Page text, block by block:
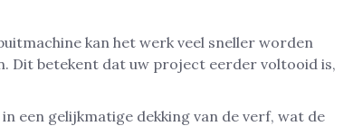
kan het werk veel sneller worden
Dit betekent dat uw project eerder voltooid is,
een gelijkmatige dekking van de verf, wat de